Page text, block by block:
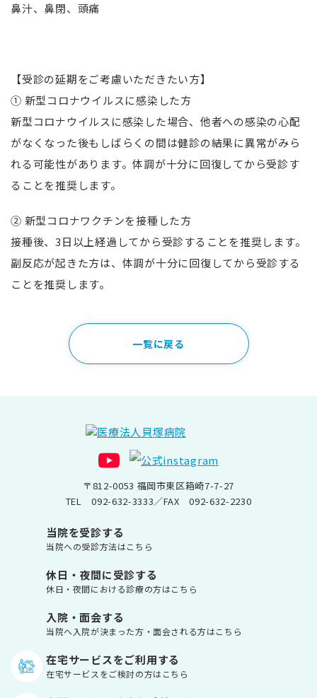
鼻汁、鼻閉、頭痛
【受診の延期をご考慮いただきたい方】
① 新型コロナウイルスに感染した方
新型コロナウイルスに感染した場合、他者への感染の心配
がなくなった後もしばらくの間は健診の結果に異常がみら
れる可能性があります。体調が十分に回復してから受診す
ることを推奨します。
② 新型コロナワクチンを接種した方
接種後、 3日以上経過してから受診することを推奨します。
副反応が起きた方は、体調が十分に回復してから受診する
ことを推奨します。
一覧に戻る
〒812-0053 福岡市東区箱崎7-7-27
TEL092-632-3333／FAX 092-632-2230
当院を受診する
当院への受診方法はこちら
休日・夜間に受診する
休日・夜間における診療の方はこちら
入院・面会する
当院へ入院が決まった方・面会される方はこちら
在宅サービスをご利用する
在宅サービスをご検討の方はこちら